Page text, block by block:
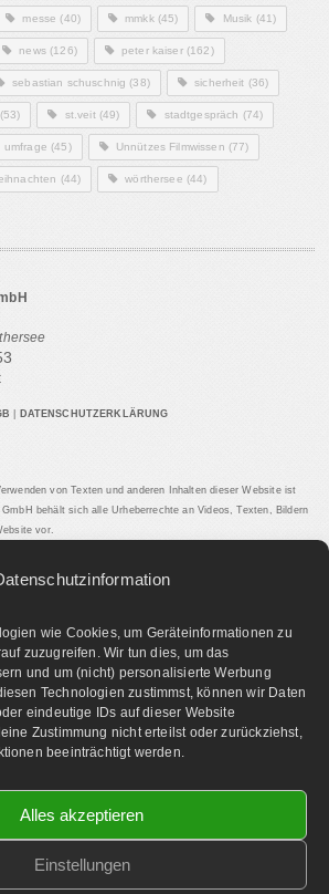
wie Cookies, um Geräteinformationen zu
zuzugreifen. Wir tun dies, um das
und um (nicht) personalisierte Werbung
Technologien zustimmst, können wir Daten
eindeutige IDs auf dieser Website
Zustimmung nicht erteilst oder zurückziehst,
beeinträchtigt werden.
Alles akzeptieren
Einstellungen
messe (40) mmkk(45) Musik (41)
news(126) peter kaiser(162)
sebastian schuschnig (38) sicherheit (36)
(53) st.veit(49) stadtgespräch (74)
umfrage (45) Unnützes Filmwissen (77)
(44) wörthersee (44)
DATENSCHUTZERKLÄRUNG
von Texten und anderen Inhalten dieser Website ist
behält sich alle Urheberrechte an Videos, Texten, Bildern
vor.
- Alle Rechte vorbehalten.